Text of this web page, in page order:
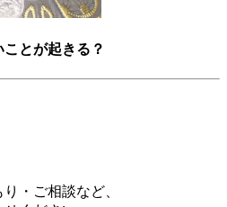
とが起きる？
・ご相談など、